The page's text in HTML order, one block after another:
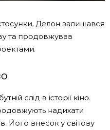
Делон залишався
та продовжував
слід в історії кіно.
надихати
Його внесок у світову